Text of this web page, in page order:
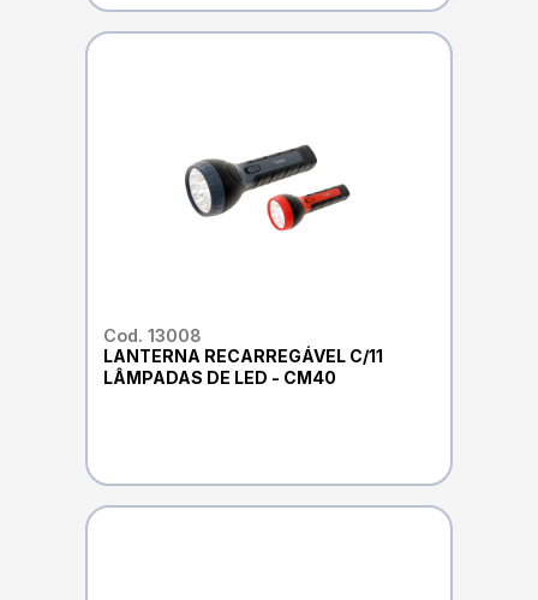
Cod. 13008
LANTERNA RECARREGÁVEL C/11
LÂMPADAS DE LED - CM40